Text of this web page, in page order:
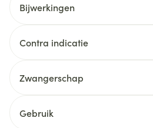
Bijwerkingen
Contra indicatie
Zwangerschap
Gebruik